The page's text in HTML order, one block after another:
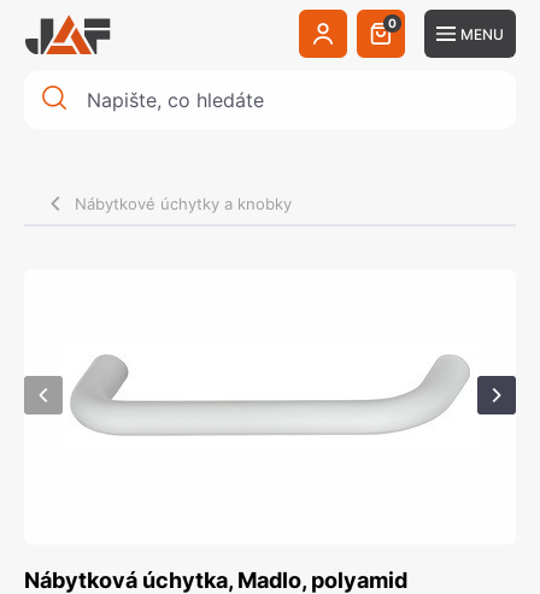
0
MENU
Nábytkové úchytky a knobky
Nábytková úchytka, Madlo, polyamid